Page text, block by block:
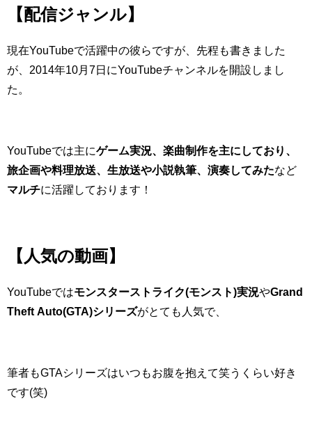
【配信ジャンル】
現在YouTubeで活躍中の彼らですが、先程 も書きました
が、 2014年10月7日にYouTubeチャンネルを開設しまし
た。
YouTubeでは主にゲーム実況、楽曲制作を主にしており、
旅企画や料理放送、生放送や小説執筆、演奏してみたなど
マルチに活躍しております！
【人気の動画】
YouTubeではモンスターストライク(モンスト)実況やGrand
Theft Auto(GTA)シリーズがとても人気で、
筆者もGTAシリーズはいつもお腹を抱えて笑うくらい好き
です(笑)